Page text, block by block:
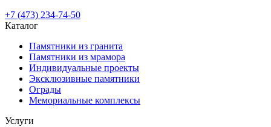
+7 (473) 234-74-50
Каталог
Памятники из гранита
Памятники из мрамора
Индивидуальные проекты
Эксклюзивные памятники
Ограды
Мемориальные комплексы
Услуги